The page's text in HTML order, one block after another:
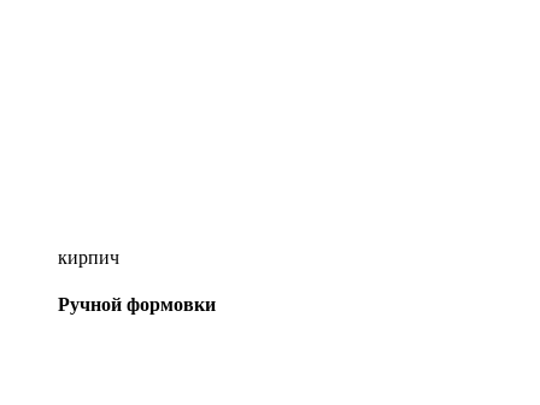
кирпич
Ручной формовки